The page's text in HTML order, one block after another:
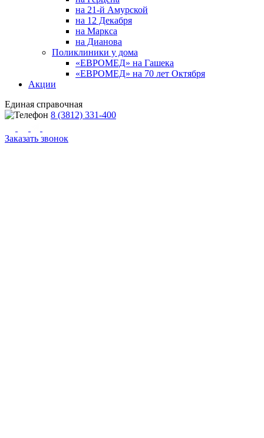
на 21-й Амурской
на 12 Декабря
на Маркса
на Дианова
Поликлиники у дома
«ЕВРОМЕД» на Гашека
«ЕВРОМЕД» на 70 лет Октября
Акции
Единая справочная
8 (3812) 331-400
Заказать звонок